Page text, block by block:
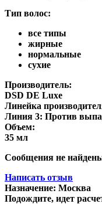
Тип волос:
все типы
жирные
нормальные
сухие
Производитель:
DSD DE Luxe
Линейка
Линия 3: Против
Объем:
35 мл
Сообщения не
Написать отзыв
Назначение: Москва
Подождите, идет